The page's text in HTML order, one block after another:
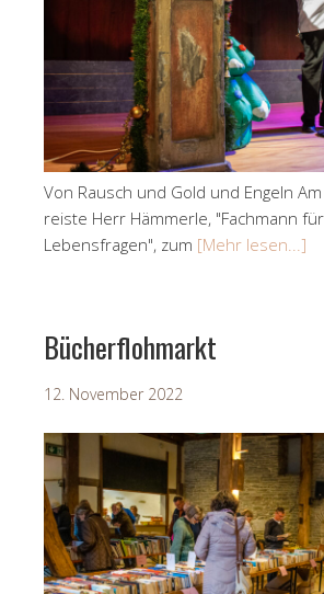
Von Rausch und Gold und Engeln
reiste Herr Hämmerle, "Fachmann
Lebensfragen", zum [Mehr lesen...]
Bücherflohmarkt
12. November 2022